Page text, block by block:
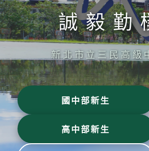
誠毅勤
新北市立三民高級
國中部新生
高中部新生